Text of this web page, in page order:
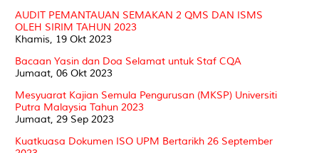
AUDIT PEMANTAUAN SEMAKAN 2 QMS DAN ISMS
OLEH SIRIM TAHUN 2023
Khamis, 19 Okt 2023
Bacaan Yasin dan Doa Selamat untuk Staf CQA
Jumaat, 06 Okt 2023
Mesyuarat Kajian Semula Pengurusan (MKSP) Universiti
Putra Malaysia Tahun 2023
Jumaat, 29 Sep 2023
Kuatkuasa Dokumen ISO UPM Bertarikh 26 September